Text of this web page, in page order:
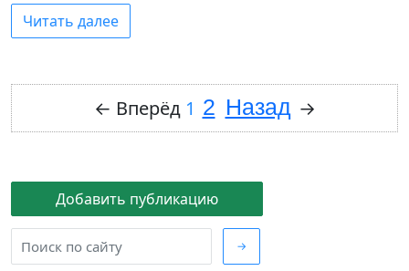
Добавить публикацию
→
Читать далее
← Вперёд 1 2 Назад →